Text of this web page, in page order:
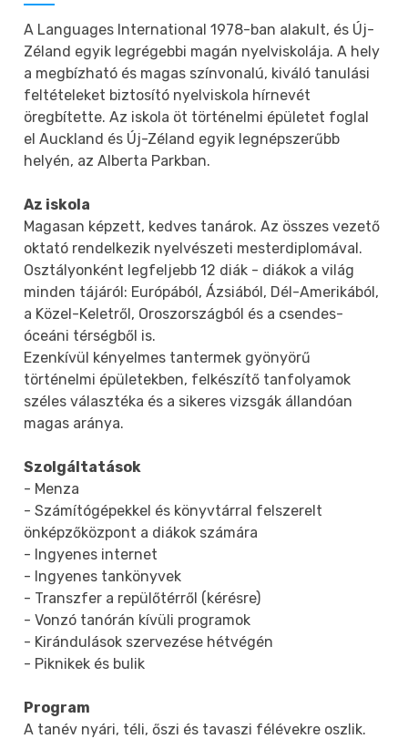
A Languages International 1978-ban alakult, és Új-
Zéland egyik legrégebbi magán nyelviskolája. A hely
a megbízható és magas színvonalú, kiváló tanulási
feltételeket biztosító nyelviskola hírnevét
öregbítette. Az iskola öt történelmi épületet foglal
el Auckland és Új-Zéland egyik legnépszerűbb
helyén, az Alberta Parkban.
Az iskola
Magasan képzett, kedves tanárok. Az összes vezető
oktató rendelkezik nyelvészeti mesterdiplomával.
Osztályonként legfeljebb 12 diák - diákok a világ
minden tájáról: Európából, Ázsiából, Dél-Amerikából,
a Közel-Keletről, Oroszországból és a csendes-
óceáni térségből is.
Ezenkívül kényelmes tantermek gyönyörű
történelmi épületekben, felkészítő tanfolyamok
széles választéka és a sikeres vizsgák állandóan
magas aránya.
Szolgáltatások
- Menza
- Számítógépekkel és könyvtárral felszerelt
önképzőközpont a diákok számára
- Ingyenes internet
- Ingyenes tankönyvek
- Transzfer a repülőtérről (kérésre)
- Vonzó tanórán kívüli programok
- Kirándulások szervezése hétvégén
- Piknikek és bulik
Program
A tanév nyári, téli, őszi és tavaszi félévekre oszlik.